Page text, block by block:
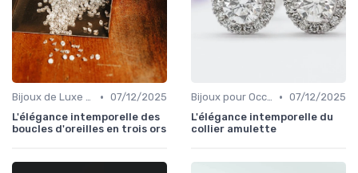
Bijoux de Luxe pour Femmes • 07/12/2025
L'élégance intemporelle des
boucles d'oreilles en trois ors
Bijoux pour Occasions Spéciales • 07/12/2025
L'élégance intemporelle du
collier amulette